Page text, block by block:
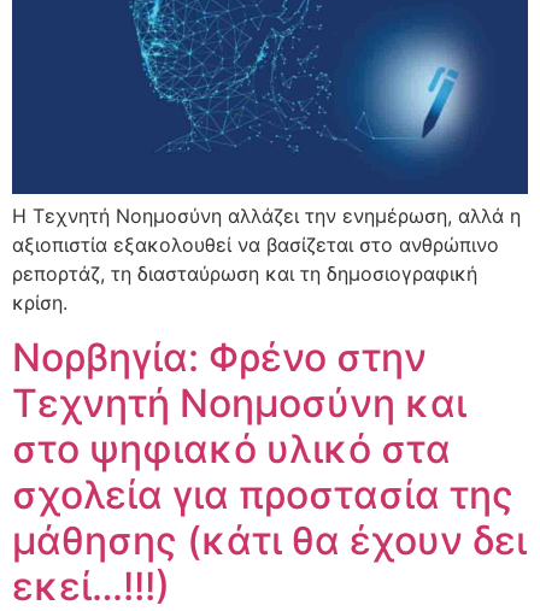
Η Τεχνητή Νοημοσύνη αλλάζει την ενημέρωση, αλλά η
αξιοπιστία εξακολουθεί να βασίζεται στο ανθρώπινο
ρεπορτάζ, τη διασταύρωση και τη δημοσιογραφική
κρίση.
Νορβηγία: Φρένο στην
Τεχνητή Νοημοσύνη και
στο ψηφιακό υλικό στα
σχολεία για προστασία της
μάθησης (κάτι θα έχουν δει
εκεί…!!!)